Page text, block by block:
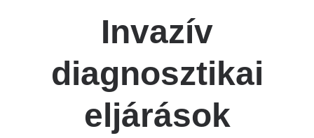
Invazív
diagnosztikai
eljárások